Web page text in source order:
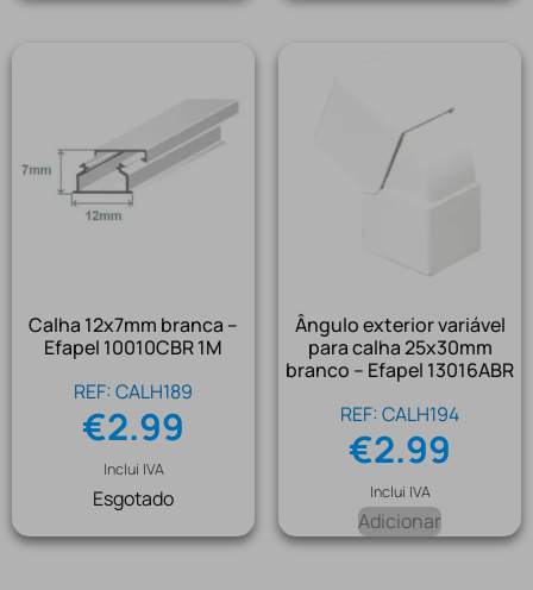
Calha 12x7mm branca –
Efapel 10010CBR 1M
REF: CALH189
€2.99
Inclui IVA
Esgotado
Ângulo exterior variável
para calha 25x30mm
branco – Efapel 13016ABR
REF: CALH194
€2.99
Inclui IVA
Adicionar